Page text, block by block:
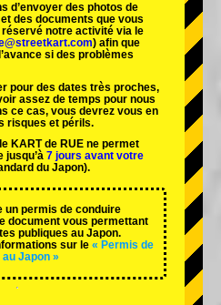
d’envoyer des photos de
des documents que vous
notre activité via le
) afin que
si des problèmes
pour des dates très proches,
assez de temps pour nous
ce cas, vous devrez vous en
risques et périls.
KART de RUE ne permet
jusqu’à 7 jours avant votre
du Japon).
permis de conduire
document vous permettant
publiques au Japon.
sur le « Permis de
Japon »